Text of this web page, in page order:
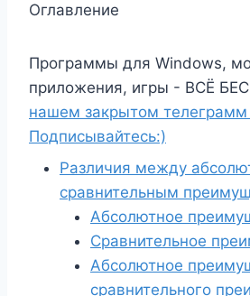
Оглавление
Программы для Windows,
приложения, игры - ВСЁ
нашем закрытом телеграмм
Подписывайтесь:)
Различия между
сравнительным
Абсолютное
Сравнительное
Абсолютное
сравнительного